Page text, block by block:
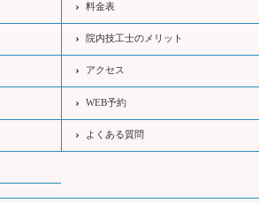
料金表
院内技工士のメリット
アクセス
WEB予約
よくある質問